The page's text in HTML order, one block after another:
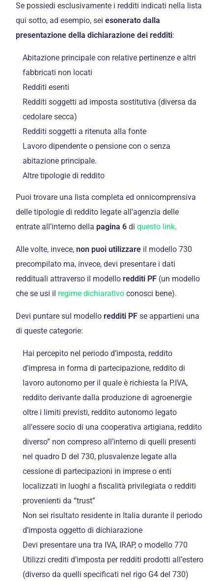
Se possiedi esclusivamente i redditi indicati nella lista
qui sotto, ad esempio, seiesonerato dalla
presentazione della dichiarazione dei redditi:
Abitazione principale con relative pertinenze e altri
fabbricati non locati
Redditi esenti
Redditi soggetti ad imposta sostitutiva (diversa da
cedolare secca)
Redditi soggetti a ritenuta alla fonte
Lavoro dipendente o pensione con o senza
abitazione principale.
Altre tipologie di reddito
Puoi trovare una lista completa ed onnicomprensiva
delle tipologie di reddito legate all’agenzia delle
entrate all’interno dellapagina 6 diquesto link.
Alle volte, invece,non puoi utilizzare il modello 730
precompilato ma, invece, devi presentare i dati
reddituali attraverso il modelloredditi PF (un modello
che se usi il regime dichiarativoconosci bene).
Devi puntare sul modelloredditi PF se appartieni una
di queste categorie:
Hai percepito nel periodo d’imposta, reddito
d’impresa in forma di partecipazione, reddito di
lavoro autonomo per il quale è richiesta la P.IVA,
reddito derivante dalla produzione di agroenergie
oltre i limiti previsti, reddito autonomo legato
all’essere socio di una cooperativa artigiana, reddito
diverso” non compreso all’interno di quelli presenti
nel quadro D del 730, plusvalenze legate alla
cessione di partecipazioni in imprese o enti
localizzati in luoghi a fiscalità privilegiata o redditi
provenienti da “trust”
Non sei risultato residente in Italia durante il periodo
d’imposta oggetto di dichiarazione
Devi presentare una tra IVA, IRAP, o modello 770
Utilizzi crediti d’imposta per redditi prodotti all’estero
(diverso da quelli specificati nel rigo G4 del 730)